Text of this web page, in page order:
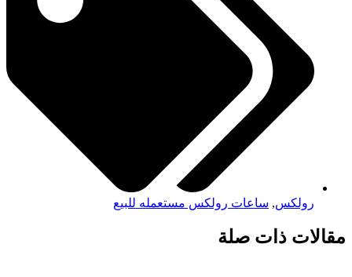
رولكس, ساعات رولكس مستعمله للبيع
مقالات ذات صلة